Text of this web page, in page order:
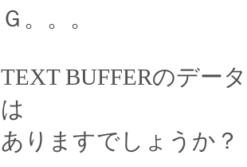
Ｇ。。。
TEXT BUFFERのデー
は
ありますでしょうか？